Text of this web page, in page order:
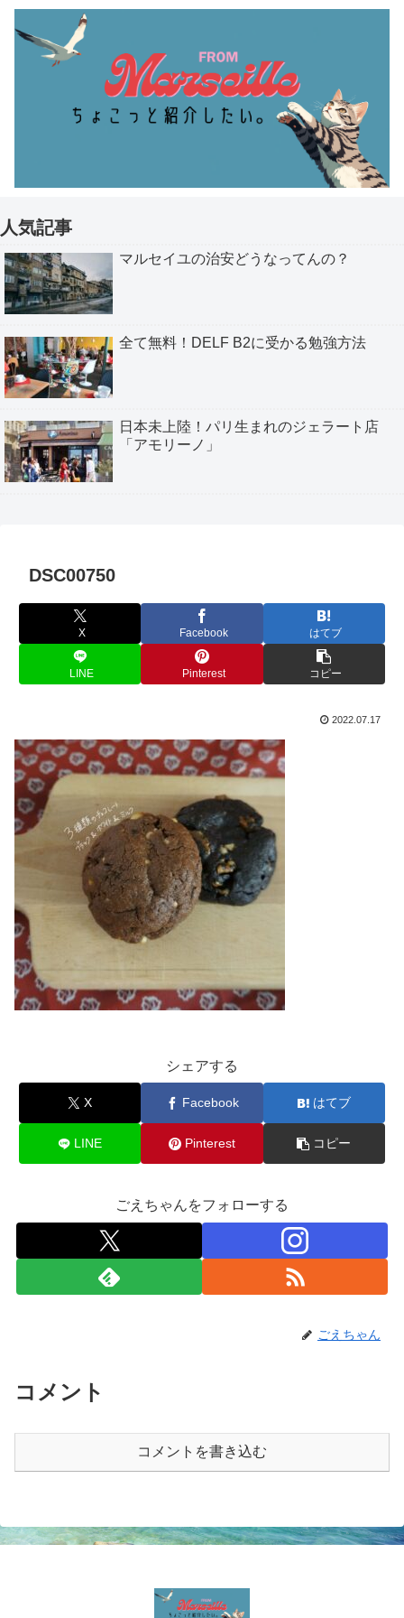
人気記事
マルセイユの治安どうなってんの？
全て無料！DELF B2に受かる勉強方法
日本未上陸！パリ生まれのジェラート店
「アモリーノ」
DSC00750
X Facebook はてブ
LINE Pinterest コピー
2022.07.17
シェアする
X Facebook はてブ
LINE Pinterest コピー
ごえちゃんをフォローする
ごえちゃん
コメント
コメントを書き込む